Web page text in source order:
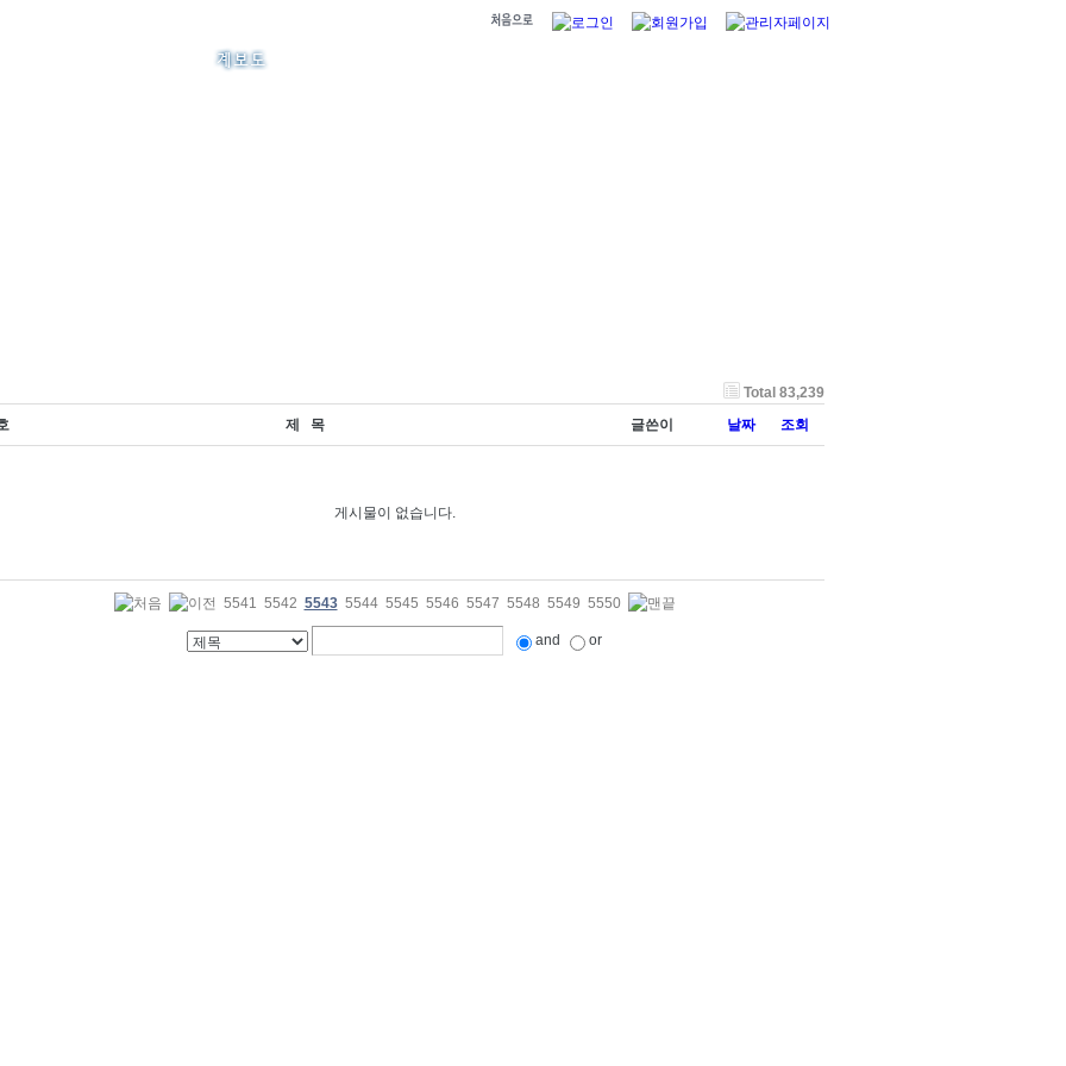
Total 83,239
제 목 글쓴이 날짜 조회
게시물이 없습니다.
5541 5542 5543 5544 5545 5546 5547 5548 5549 5550
and or